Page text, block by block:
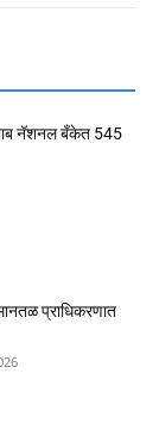
नॅशनल बँकेत 545
प्राधिकरणात